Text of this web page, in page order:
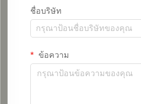
ชื่อบริษัท
ข้อความ